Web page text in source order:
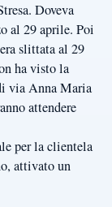
Doveva
al 29 aprile. Poi
slittata al 29
ha visto la
via Anna Maria
attendere
per la clientela
attivato un